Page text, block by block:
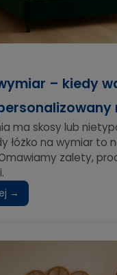
– kiedy
ma skosy lub
łóżko na wymiar to
zalety,
→